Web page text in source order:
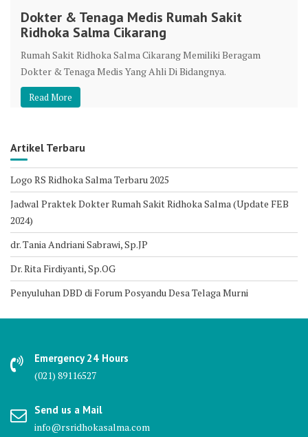
Dokter & Tenaga Medis Rumah Sakit
Ridhoka Salma Cikarang
Rumah Sakit Ridhoka Salma Cikarang Memiliki Beragam
Dokter & Tenaga Medis Yang Ahli Di Bidangnya.
Read More
Artikel Terbaru
Logo RS Ridhoka Salma Terbaru 2025
Jadwal Praktek Dokter Rumah Sakit Ridhoka Salma (Update FEB
2024)
dr. Tania Andriani Sabrawi, Sp.JP
Dr. Rita Firdiyanti, Sp.OG
Penyuluhan DBD di Forum Posyandu Desa Telaga Murni
Emergency 24 Hours
(021) 89116527
Send us a Mail
info@rsridhokasalma.com